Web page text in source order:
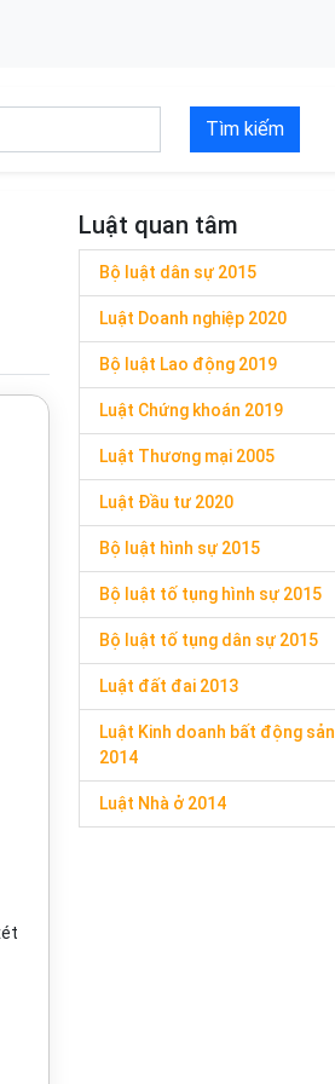
Tìm kiếm
Luật quan tâm
Bộ luật dân sự 2015
Luật Doanh nghiệp 2020
Bộ luật Lao động 2019
Luật Chứng khoán 2019
Luật Thương mại 2005
Luật Đầu tư 2020
Bộ luật hình sự 2015
Bộ luật tố tụng hình sự 2015
Bộ luật tố tụng dân sự 2015
Luật đất đai 2013
Luật Kinh doanh bất động sản
2014
Luật Nhà ở 2014